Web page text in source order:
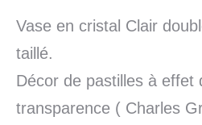
Vase en cristal Clair
taillé.
Décor de pastilles à effet
transparence ( Charles